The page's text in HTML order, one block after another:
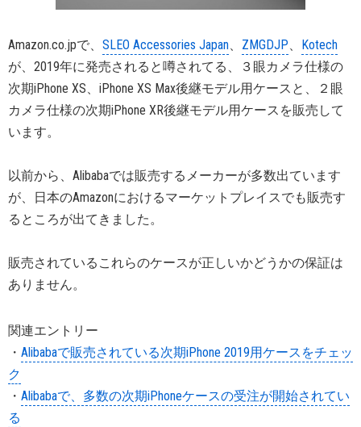
Amazon.co.jpで、 SLEO Accessories Japan、 ZMGDJP、 Kotech
が、2019年に発売されると噂されてる、３眼カメラ仕様の
次期iPhone XS、iPhone XS Max後継モデル用ケースと、２眼
カメラ仕様の次期iPhone XR後継モデル用ケースを販売して
います。
以前から、Alibabaでは販売するメーカーが多数出ています
が、日本のAmazonにおけるマーケットプレイスでも販売す
るところが出てきました。
販売されているこれらのケースが正しいかどうかの保証は
ありません。
関連エントリー
・ Alibabaで販売されている次期iPhone 2019用ケースをチェッ
ク
・ Alibabaで、多数の次期iPhoneケースの受注が開始されてい
る